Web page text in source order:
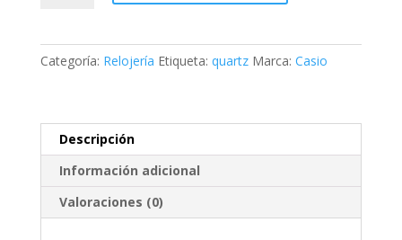
Collection
Moonphase
cantidad
Categoría: Relojería Etiqueta: quartz Marca: Casio
Descripción
Información adicional
Valoraciones (0)